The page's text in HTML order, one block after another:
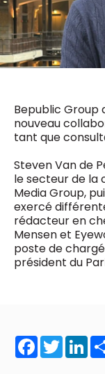
Bepublic Group
nouveau
tant que
Steven Van de
le secteur de la
Media Group,
exercé
rédacteur en
Mensen et
poste de
président du
Facebook
Twitter
0498 88 64 89
Chief Editor
Griet Byl
Chief Editor
Damien
0477 37 31 65
VALIDER
NOTRE
5 x
1 x
10 x
10 x
4 x
Des